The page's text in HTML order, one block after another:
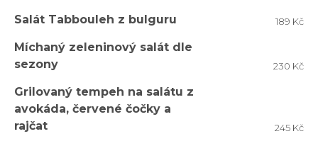
Salát Tabbouleh z bulguru 189 Kč
Míchaný zeleninový salát dle
sezony
230 Kč
Grilovaný tempeh na salátu z
avokáda, červené čočky a
rajčat
245 Kč